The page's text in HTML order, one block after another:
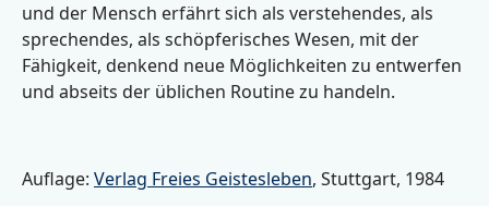
und der Mensch erfährt sich als verstehendes, als
sprechendes, als schöpferisches Wesen, mit der
Fähigkeit, denkend neue Möglichkeiten zu entwerfen
und abseits der üblichen Routine zu handeln.
Auflage: Verlag Freies Geistesleben, Stuttgart, 1984